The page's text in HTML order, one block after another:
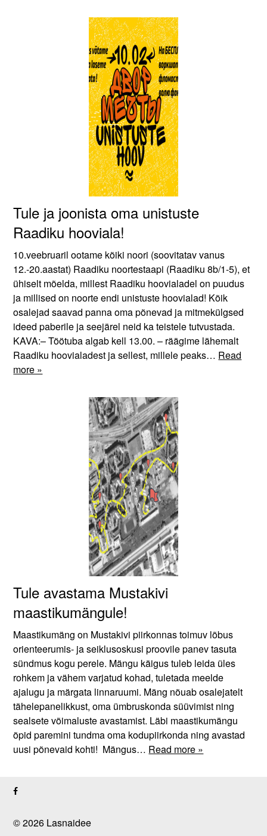
Tule ja joonista oma unistuste
Raadiku hooviala!
10.veebruaril ootame kõiki noori (soovitatav vanus
12.-20.aastat) Raadiku noortestaapi (Raadiku 8b/1-5), et
ühiselt mõelda, millest Raadiku hoovialadel on puudus
ja millised on noorte endi unistuste hoovialad! Kõik
osalejad saavad panna oma põnevad ja mitmekülgsed
ideed paberile ja seejärel neid ka teistele tutvustada.
KAVA:– Töötuba algab kell 13.00. – räägime lähemalt
Raadiku hoovialadest ja sellest, millele peaks… Read
more »
Tule avastama Mustakivi
maastikumängule!
Maastikumäng on Mustakivi piirkonnas toimuv lõbus
orienteerumis- ja seiklusoskusi proovile panev tasuta
sündmus kogu perele. Mängu käigus tuleb leida üles
rohkem ja vähem varjatud kohad, tuletada meelde
ajalugu ja märgata linnaruumi. Mäng nõuab osalejatelt
tähelepanelikkust, oma ümbruskonda süüvimist ning
sealsete võimaluste avastamist. Läbi maastikumängu
õpid paremini tundma oma kodupiirkonda ning avastad
uusi põnevaid kohti! Mängus… Read more »
© 2026 Lasnaidee